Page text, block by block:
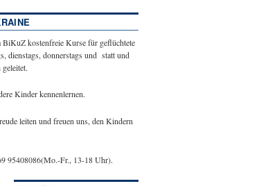
BiKuZ kostenfreie Kurse für geflüchtete
dienstags, donnerstags und statt und
Kinder kennenlernen.
leiten und freuen uns, den Kindern
95408086(Mo.-Fr., 13-18 Uhr).